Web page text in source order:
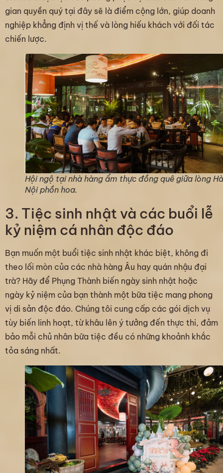
gian quyền quý tại đây sẽ là điểm cộng lớn, giúp doanh
nghiệp khẳng định vị thế và lòng hiếu khách với đối tác
chiến lược.
Hội ngộ tại nhà hàng ẩm thực đồng quê giữa lòng Hà
Nội phồn hoa.
3. Tiệc sinh nhật và các buổi lễ
kỷ niệm cá nhân độc đáo
Bạn muốn một buổi tiệc sinh nhật khác biệt, không đi
theo lối mòn của các nhà hàng Âu hay quán nhậu đại
trà? Hãy để Phụng Thành biến ngày sinh nhật hoặc
ngày kỷ niệm của bạn thành một bữa tiệc mang phong
vị di sản độc đáo. Chúng tôi cung cấp các gói dịch vụ
tùy biến linh hoạt, từ khâu lên ý tưởng đến thực thi, đảm
bảo mỗi chủ nhân bữa tiệc đều có những khoảnh khắc
tỏa sáng nhất.